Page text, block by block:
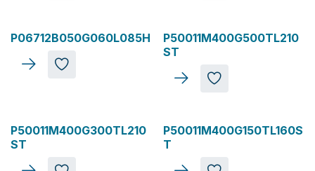
P06712B050G060L085H
P50011M400G500TL210
ST
P50011M400G300TL210
ST
P50011M400G150TL160S
T